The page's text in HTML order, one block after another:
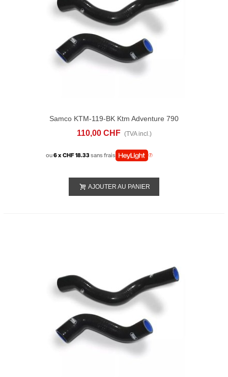
Samco KTM-119-BK Ktm Adventure 790
(2019-24) Radiatore Kit
110,00 CHF (TVA incl.)
ou6 x CHF 18.33sans frais
AJOUTER AU PANIER